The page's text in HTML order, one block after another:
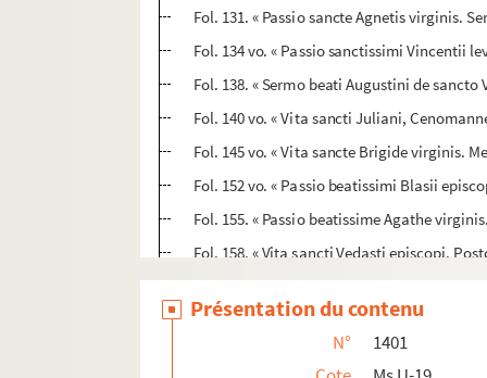
Fol. 131. « Passio sancte Agnetis virginis.
Fol. 134 vo. « Passio sanctissimi Vincentii
Fol. 138. « Sermo beati Augustini de
Fol. 140 vo. « Vita sancti Juliani,
Fol. 145 vo. « Vita sancte Brigide virginis.
Fol. 152 vo. « Passio beatissimi Blasii
Fol. 155. « Passio beatissime Agathe
Fol. 158. « Vita sancti Vedasti episcopi.
Fol. 162. « Vita sancti Amandi episcopi.
Fol. 167. « Vita sancti Ansberti,
Fol. 175 vo. « Vita sancte Austreberte
Présentation du contenu
N°
1401